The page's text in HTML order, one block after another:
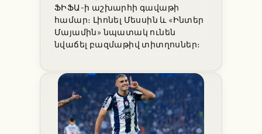
ՖԻՖԱ-ի աշխարհի գավաթի
համար։ Լիոնել Մեսսին և «Ինտեր
Մայամին» նպատակ ունեն
նվաճել բազմաթիվ տիտղոսներ։